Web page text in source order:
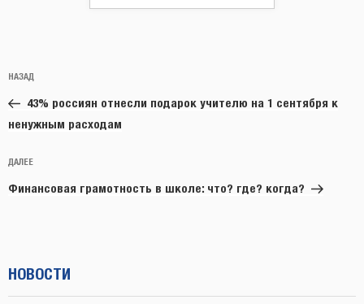
по
записям
Предыдущая
запись:
НАЗАД
43% россиян отнесли подарок учителю на 1 сентября к
ненужным расходам
Следующая
запись
ДАЛЕЕ
Финансовая грамотность в школе: что? где? когда?
НОВОСТИ